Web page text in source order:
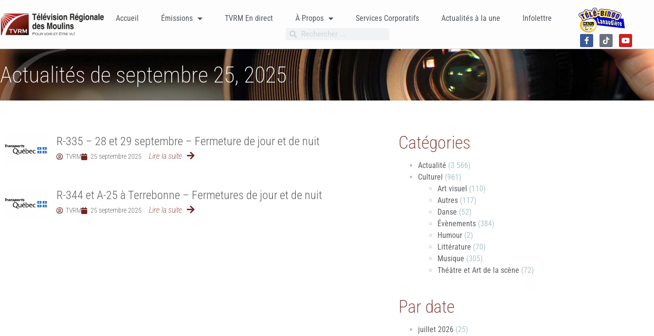
Accueil Émissions TVRM En direct À Propos Services Corporatifs Actualités à la une Infolettre
Actualités de septembre 25, 2025
R-335 – 28 et 29 septembre – Fermeture de jour et de nuit
TVRM 25 septembre 2025 Lire la suite
R-344 et A-25 à Terrebonne – Fermetures de jour et de nuit
TVRM 25 septembre 2025 Lire la suite
Catégories
Actualité (3 566)
Culturel (961)
Art visuel (110)
Autres(117)
Danse (52)
Évènements(384)
Humour(2)
Littérature (70)
Musique (305)
Théâtre et Art de la scène (72)
Par date
juillet 2026 (25)